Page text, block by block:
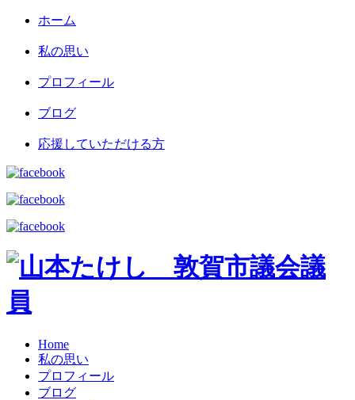
ホーム
私の思い
プロフィール
ブログ
応援していただける方
Home
私の思い
プロフィール
ブログ